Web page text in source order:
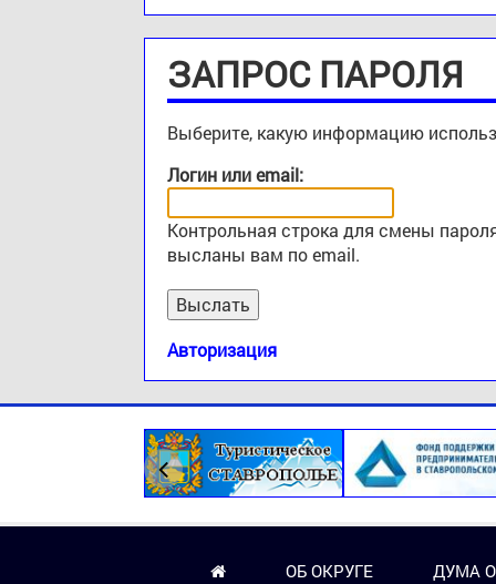
ЗАПРОС ПАРОЛЯ
Выберите, какую информацию
Логин или email:
Контрольная строка для смены
высланы вам по email.
Авторизация
ОБ ОКРУГЕ ДУМА